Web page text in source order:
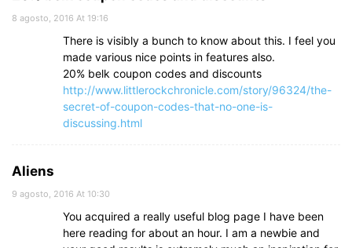
8 agosto, 2016 At 19:16
There is visibly a bunch to know about this. I feel you
made various nice points in features also.
20% belk coupon codes and discounts
http://www.littlerockchronicle.com/story/96324/the-
secret-of-coupon-codes-that-no-one-is-
discussing.html
Aliens
9 agosto, 2016 At 10:30
You acquired a really useful blog page I have been
here reading for about an hour. I am a newbie and